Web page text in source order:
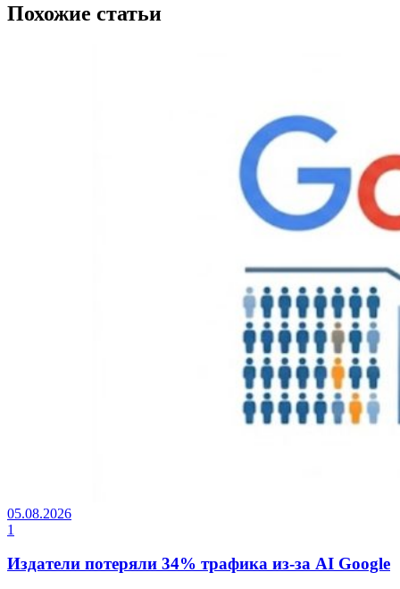
Похожие статьи
05.08.2026
1
Издатели потеряли 34% трафика из-за AI Google